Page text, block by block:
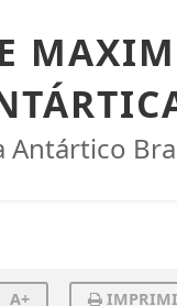
Antártico
A+